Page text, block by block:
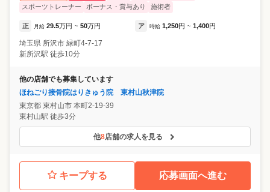
スポーツトレーナー
ボーナス・賞与あり 施術者
正 月給 29.5万円 ~ 50万円 ア 時給 1,250円 ~ 1,400円
埼玉県 所沢市 緑町4-7-17
新所沢駅 徒歩10分
他の店舗でも募集しています
ほねごり接骨院はりきゅう院 東村山秋津院
東京都 東村山市 本町2-19-39
東村山駅 徒歩3分
他8店舗の求人を見る
キープする 応募画面へ進む